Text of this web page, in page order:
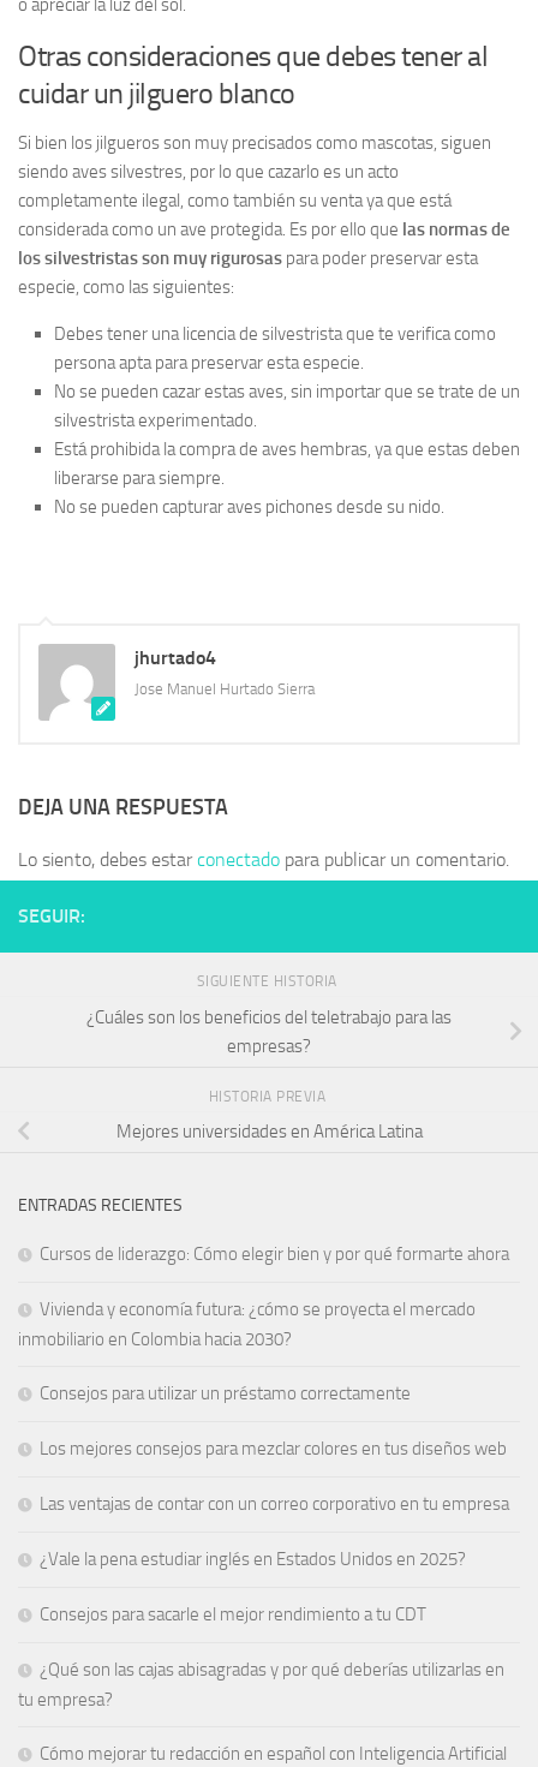
o apreciar la luz del sol.
Otras consideraciones que debes tener al
cuidar un jilguero blanco
Si bien los jilgueros son muy precisados como mascotas, siguen
siendo aves silvestres, por lo que cazarlo es un acto
completamente ilegal, como también su venta ya que está
considerada como un ave protegida. Es por ello que las normas de
los silvestristas son muy rigurosas para poder preservar esta
especie, como las siguientes:
Debes tener una licencia de silvestrista que te verifica como
persona apta para preservar esta especie.
No se pueden cazar estas aves, sin importar que se trate de un
silvestrista experimentado.
Está prohibida la compra de aves hembras, ya que estas deben
liberarse para siempre.
No se pueden capturar aves pichones desde su nido.
jhurtado4
Jose Manuel Hurtado Sierra
DEJA UNA RESPUESTA
Lo siento, debes estarconectado para publicar un comentario.
SEGUIR:
SIGUIENTE HISTORIA
¿Cuáles son los beneficios del teletrabajo para las
empresas?
HISTORIA PREVIA
Mejores universidades en América Latina
ENTRADAS RECIENTES
Cursos de liderazgo: Cómo elegir bien y por qué formarte ahora
Vivienda y economía futura: ¿cómo se proyecta el mercado
inmobiliario en Colombia hacia 2030?
Consejos para utilizar un préstamo correctamente
Los mejores consejos para mezclar colores en tus diseños web
Las ventajas de contar con un correo corporativo en tu empresa
¿Vale la pena estudiar inglés en Estados Unidos en 2025?
Consejos para sacarle el mejor rendimiento a tu CDT
¿Qué son las cajas abisagradas y por qué deberías utilizarlas en
tu empresa?
Cómo mejorar tu redacción en español con Inteligencia Artificial